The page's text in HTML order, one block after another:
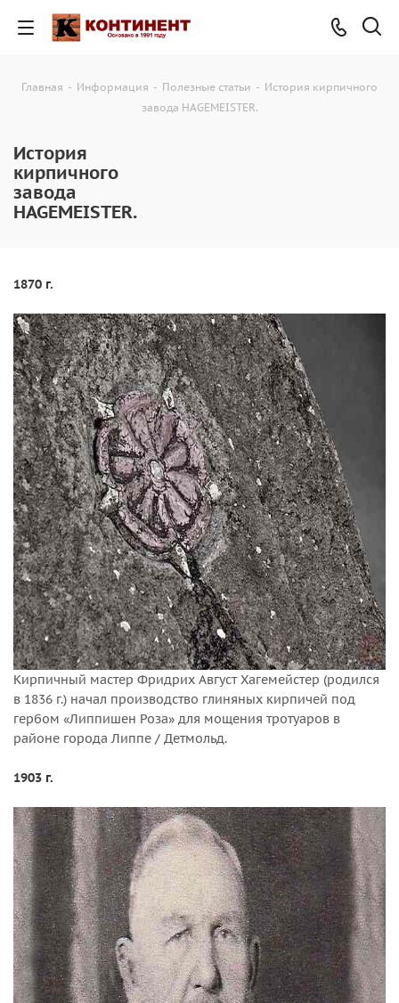
Главная - Информация - Полезные статьи - История кирпичного
завода HAGEMEISTER.
История
кирпичного
завода
HAGEMEISTER.
1870 г.
Кирпичный мастер Фридрих Август Хагемейстер (родился
в 1836 г.) начал производство глиняных кирпичей под
гербом «Липпишен Роза» для мощения тротуаров в
районе города Липпе / Детмольд.
1903 г.